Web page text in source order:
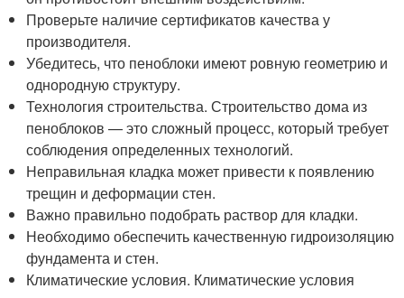
Проверьте наличие сертификатов качества у
производителя.
Убедитесь, что пеноблоки имеют ровную геометрию и
однородную структуру.
Технология строительства. Строительство дома из
пеноблоков — это сложный процесс, который требует
соблюдения определенных технологий.
Неправильная кладка может привести к появлению
трещин и деформации стен.
Важно правильно подобрать раствор для кладки.
Необходимо обеспечить качественную гидроизоляцию
фундамента и стен.
Климатические условия. Климатические условия